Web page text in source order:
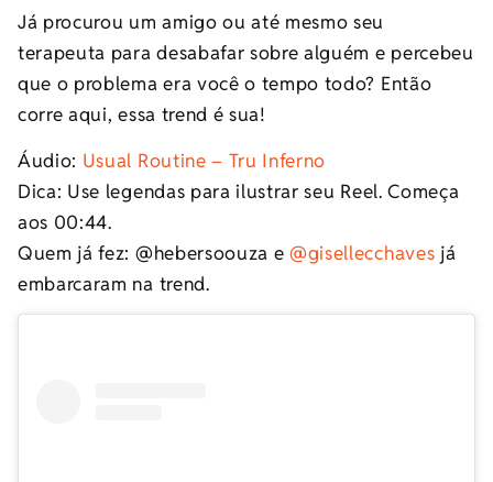
Já procurou um amigo ou até mesmo seu
terapeuta para desabafar sobre alguém e percebeu
que o problema era você o tempo todo? Então
corre aqui, essa trend é sua!
Áudio: Usual Routine – Tru Inferno
Dica: Use legendas para ilustrar seu Reel. Começa
aos 00:44.
Quem já fez: @hebersoouza e@gisellecchaves já
embarcaram na trend.